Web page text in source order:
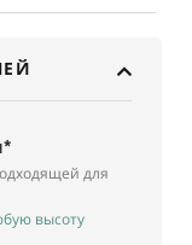
для
высоту